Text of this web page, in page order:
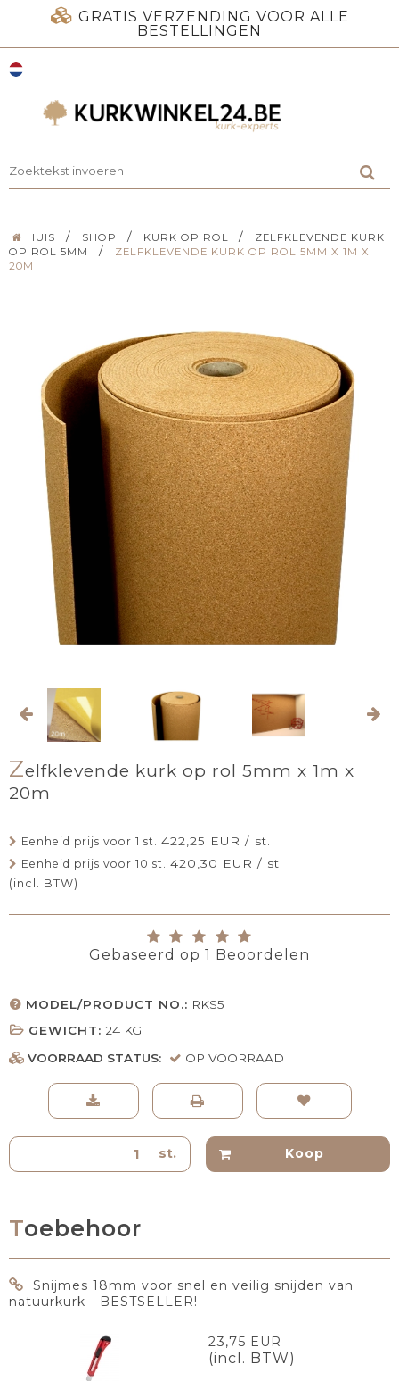
GRATIS VERZENDING VOOR ALLE
BESTELLINGEN
HUIS / SHOP / KURK OP ROL /
ZELFKLEVENDE KURK
OP ROL 5MM
/
ZELFKLEVENDE KURK OP ROL 5MM X 1M X
20M
Zelfklevende kurk op rol 5mm x 1m x
20m
Eenheid prijs voor 1 st. 422,25 EUR / st.
Eenheid prijs voor 10 st. 420,30 EUR / st.
(incl. BTW)
Gebaseerd op 1 Beoordelen
MODEL/PRODUCT NO.: RKS5
GEWICHT: 24 KG
VOORRAAD STATUS:
OP VOORRAAD
st. Koop
Toebehoor
Snijmes 18mm voor snel en veilig snijden van
natuurkurk - BESTSELLER!
23,75 EUR
(incl. BTW)